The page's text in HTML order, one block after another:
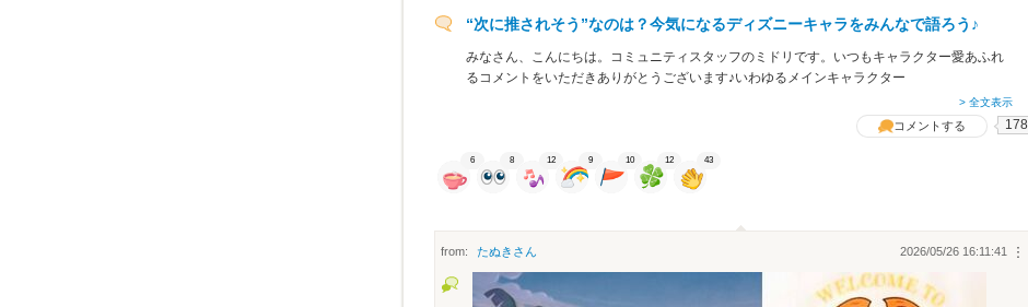
“次に推されそう”なのは？今気になるディズニーキャラをみんなで語ろう♪
みなさん、こんにちは。コミュニティスタッフのミドリです。いつもキャラクター愛あふれ
るコメントをいただきありがとうございます♪いわゆるメインキャラクター
> 全文表示
コメントする 178
6 8 12 9 10 12 43
from: たぬき さん ︙
2026/05/26 16:11:41